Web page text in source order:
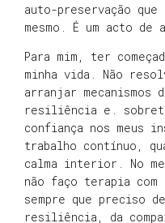
auto-preservação
mesmo. É um acto de
Para mim, ter
minha vida. Não
arranjar mecanismos
resiliência e.
confiança nos meus
trabalho contínuo,
calma interior. No
não faço terapia com
sempre que preciso
resiliência, da